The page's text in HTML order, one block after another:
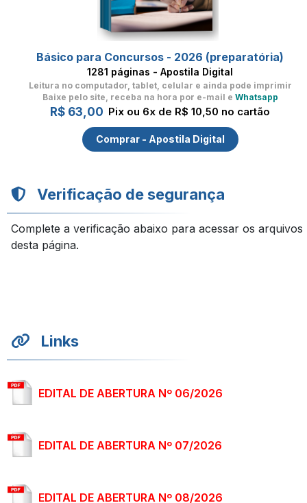
Básico para Concursos - 2026 (preparatória)
1281 páginas - Apostila Digital
Leitura no computador, tablet, celular e ainda pode imprimir
Baixe pelo site, receba na hora por e-mail e Whatsapp
R$ 63,00 Pix ou 6x de R$ 10,50 no cartão
Comprar - Apostila Digital
Verificação de segurança
Complete a verificação abaixo para acessar os arquivos
desta página.
Links
EDITAL DE ABERTURA Nº 06/2026
EDITAL DE ABERTURA Nº 07/2026
EDITAL DE ABERTURA Nº 08/2026